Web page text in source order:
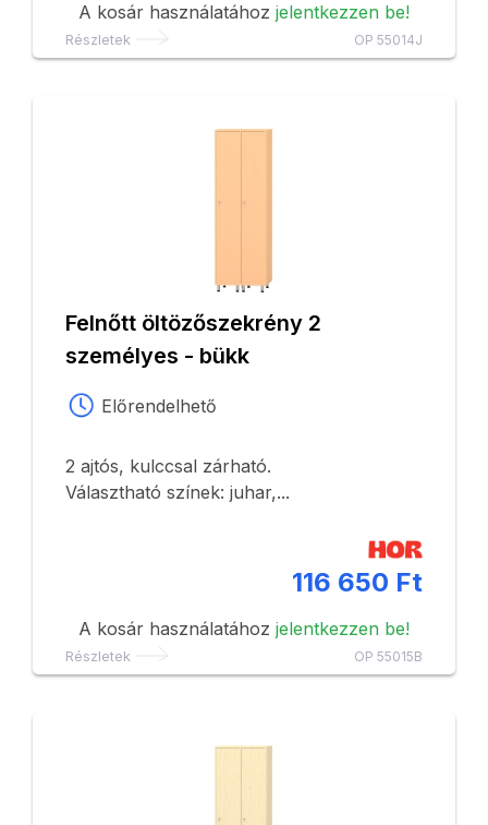
A kosár használatához jelentkezzen be!
Részletek OP 55014J
Felnőtt öltözőszekrény 2
személyes - bükk
Előrendelhető
2 ajtós, kulccsal zárható.
Választható színek: juhar,...
116 650 Ft
A kosár használatához jelentkezzen be!
Részletek OP 55015B